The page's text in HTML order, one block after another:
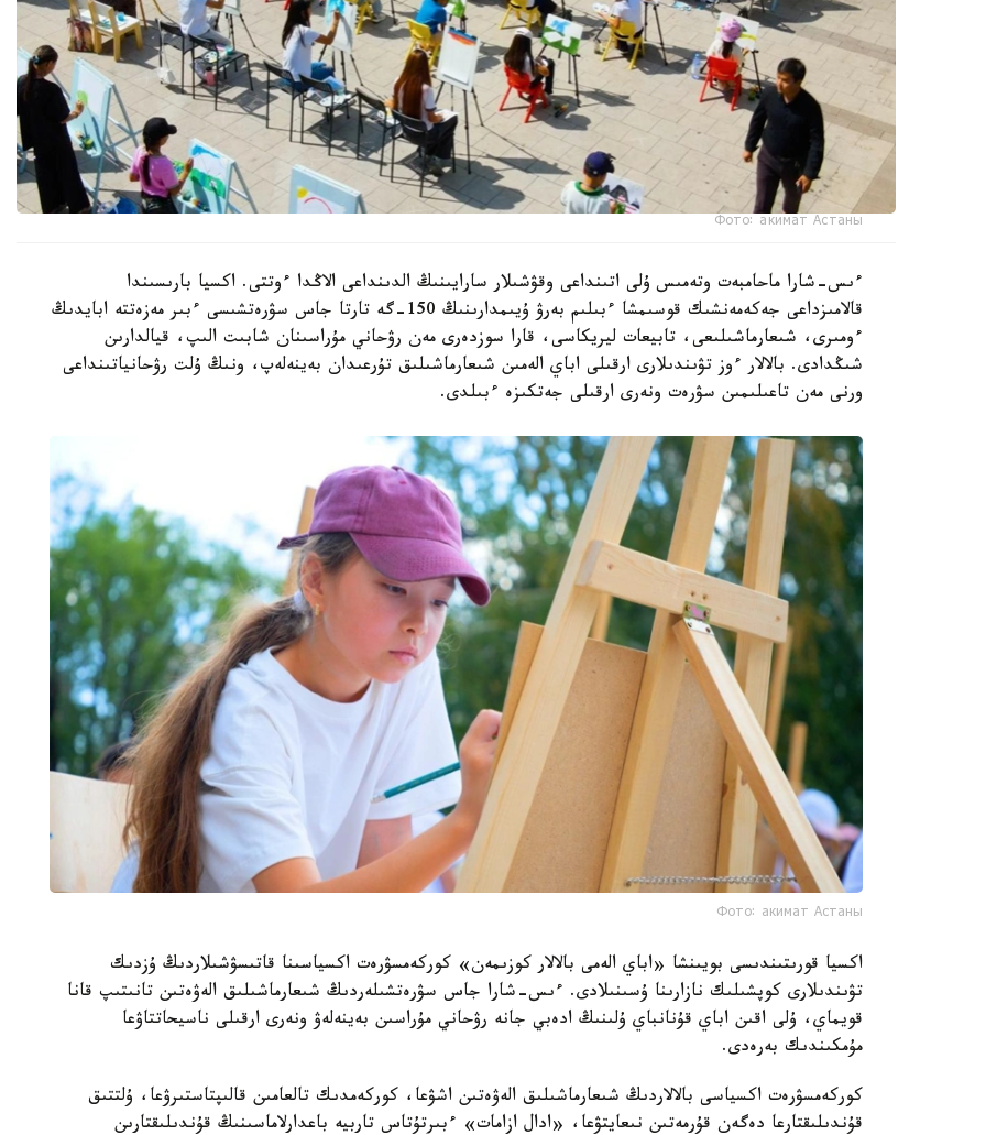
Фото: акимат Астаны
ءىس-شارا ماحامبەت وتەمىس ۇلى اتىنداعى وقۋشىلار سارايىنىڭ الدىنداعى الاڭدا ءوتتى. اكسيا بارىسىندا
قالامىزداعى جەكەمەنشىك قوسىمشا ءبىلىم بەرۋ ۇيىمدارىنىڭ 150-گە تارتا جاس سۋرەتشىسى ءبىر مەزەتتە ابايدىڭ
ءومىرى، شىعارماشىلىعى، تابيعات ليريكاسى، قارا سوزدەرى مەن رۋحاني مۇراسىنان شابىت الىپ، قيالدارىن
شىڭدادى. بالالار ءوز تۋىندىلارى ارقىلى اباي الەمىن شىعارماشىلىق تۇرعىدان بەينەلەپ، ونىڭ ۇلت رۋحانياتىنداعى
ورنى مەن تاعىلىمىن سۋرەت ونەرى ارقىلى جەتكىزە ءبىلدى.
Фото: акимат Астаны
اكسيا قورىتىندىسى بويىنشا «اباي الەمى بالالار كوزىمەن» كوركەمسۋرەت اكسياسىنا قاتىسۋشىلاردىڭ ۇزدىك
تۋىندىلارى كوپشىلىك نازارىنا ۇسىنىلادى. ءىس-شارا جاس سۋرەتشىلەردىڭ شىعارماشىلىق الەۋەتىن تانىتىپ قانا
قويماي، ۇلى اقىن اباي قۇنانباي ۇلىنىڭ ادەبي جانە رۋحاني مۇراسىن بەينەلەۋ ونەرى ارقىلى ناسيحاتتاۋعا
مۇمكىندىك بەرەدى.
كوركەمسۋرەت اكسياسى بالالاردىڭ شىعارماشىلىق الەۋەتىن اشۋعا، كوركەمدىك تالعامىن قالىپتاستىرۋعا، ۇلتتىق
قۇندىلىقتارعا دەگەن قۇرمەتىن نىعايتۋعا، «ادال ازامات» ءبىرتۇتاس تاربيە باعدارلاماسىنىڭ قۇندىلىقتارىن